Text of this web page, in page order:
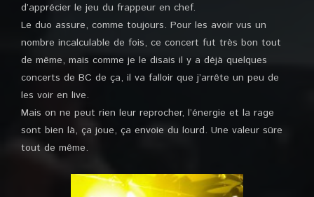
d’apprécier le jeu du frappeur en chef.
Le duo assure, comme toujours. Pour les avoir vus un
nombre incalculable de fois, ce concert fut très bon tout
de même, mais comme je le disais il y a déjà quelques
concerts de BC de ça, il va falloir que j’arrête un peu de
les voir en live.
Mais on ne peut rien leur reprocher, l’énergie et la rage
sont bien là, ça joue, ça envoie du lourd. Une valeur sûre
tout de même.